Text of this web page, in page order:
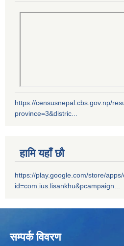
https://censusnepal.cbs.gov.np/
province=3&distric...
हामि यहाँ छौ
https://play.google.com/store/
id=com.ius.lisankhu&pcampaign...
सम्पर्क विवरण